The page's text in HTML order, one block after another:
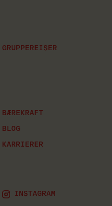
GRUPPEREISER
BÆREKRAFT
BLOG
KARRIERER
INSTAGRAM